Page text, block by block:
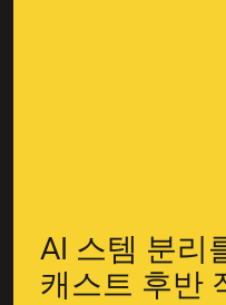
AI 스템 분리
캐스트 후반